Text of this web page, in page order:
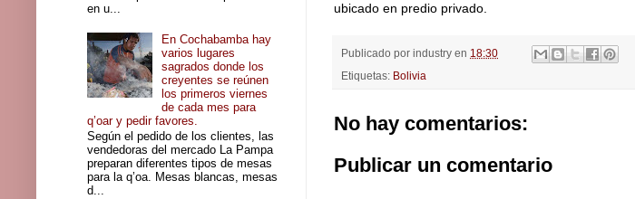
ubicado en predio privado.
Publicado por industry en 18:30
Etiquetas: Bolivia
No hay comentarios:
Publicar un comentario
en u...
En Cochabamba hay
varios lugares
sagrados donde los
creyentes se reúnen
los primeros viernes
de cada mes para
q’oar y pedir favores.
Según el pedido de los clientes, las
vendedoras del mercado La Pampa
preparan diferentes tipos de mesas
para la q’oa. Mesas blancas, mesas
d...